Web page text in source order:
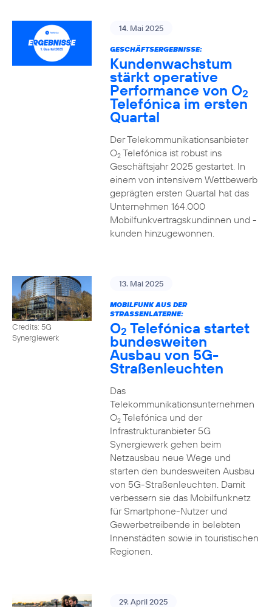
14. Mai 2025
GESCHÄFTSERGEBNISSE:
Kundenwachstum
stärkt operative
Performance von O2
Telefónica im ersten
Quartal
Der Telekommunikationsanbieter
O2Telefónica ist robust ins
Geschäftsjahr 2025 gestartet. In
einem von intensivem Wettbewerb
geprägten ersten Quartal hat das
Unternehmen 164.000
Mobilfunkvertragskundinnen und -
kunden hinzugewonnen.
Credits: 5G
Synergiewerk
13. Mai 2025
MOBILFUNK AUS DER
STRASSENLATERNE:
O2 Telefónica startet
bundesweiten
Ausbau von 5G-
Straßenleuchten
Das
Telekommunikationsunternehmen
O2Telefónica und der
Infrastrukturanbieter 5G
Synergiewerk gehen beim
Netzausbau neue Wege und
starten den bundesweiten Ausbau
von 5G-Straßenleuchten. Damit
verbessern sie das Mobilfunknetz
für Smartphone-Nutzer und
Gewerbetreibende in belebten
Innenstädten sowie in touristischen
Regionen.
29. April 2025